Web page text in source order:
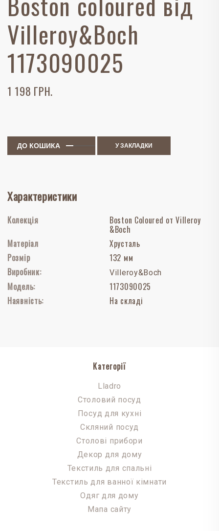
Villeroy&Boch
1173090025
1 198 ГРН.
ДО КОШИКА У ЗАКЛАДКИ
Характеристики
Колекція Boston Coloured от Villeroy
&Boch
Матеріал
Хрусталь
Розмір
132 мм
Виробник:
Villeroy&Boch
Модель:
1173090025
Наявність:
На складі
Категорії
Lladro
Столовий посуд
Посуд для кухні
Скляний посуд
Столові прибори
Декор для дому
Текстиль для спальні
Текстиль для ванної кімнати
Одяг для дому
Мапа сайту